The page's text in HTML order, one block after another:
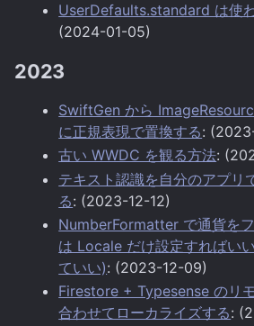
UserDefaults.standard は使
(2024-01-05)
2023
SwiftGen から
に正規表現で置換する:
古い WWDC を観る方法:
テキスト認識を自分のアプリ
る: (2023-12-12)
NumberFormatter で通貨を
は Locale だけ設定すればい
ていい): (2023-12-09)
Firestore + Typesense のリ
合わせてローカライズする: